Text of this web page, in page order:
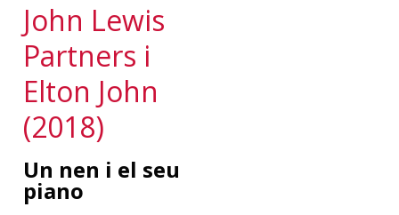
John Lewis
Partners i
Elton John
(2018)
Un nen i el seu
piano